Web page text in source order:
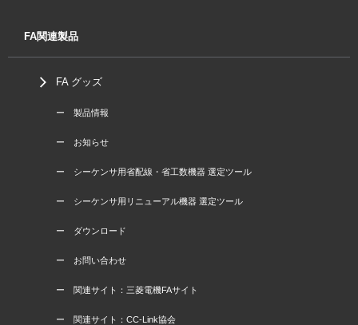
FA関連製品
FA グッズ
ー 製品情報
ー お知らせ
ー シーケンサ用省配線・省工数機器 選定ツール
ー シーケンサ用リニューアル機器 選定ツール
ー ダウンロード
ー お問い合わせ
ー 関連サイト：三菱電機FAサイト
ー 関連サイト：CC-Link協会